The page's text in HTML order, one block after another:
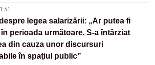
legea salarizării: „Ar putea fi
perioada următoare. S-a întârziat
din cauza unor discursuri
în spaţiul public”